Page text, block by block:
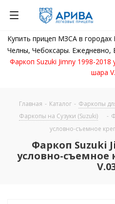
Купить прицеп МЗСА в
Челны, Чебоксары. Ежедневно,
Фаркоп Suzuki Jimny 1998-
шара
Главная - Каталог - Фаркопы
Фаркопы на Сузуки (Suzuki)
-
условно-съемное
Фаркоп Suzuki
условно-съемное